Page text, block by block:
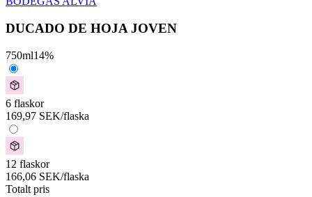
DUCADO DE HOJA JOVEN
750ml14%
6 flaskor
169,97 SEK/flaska
12 flaskor
166,06 SEK/flaska
Totalt pris